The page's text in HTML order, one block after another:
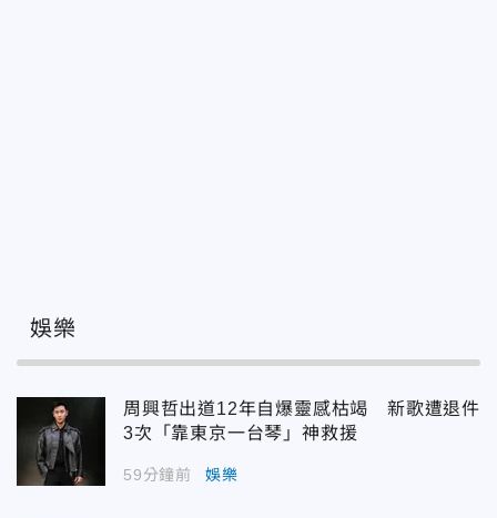
娛樂
周興哲出道12年自爆靈感枯竭 新歌遭退件
3次「靠東京一台琴」神救援
59分鐘前 娛樂